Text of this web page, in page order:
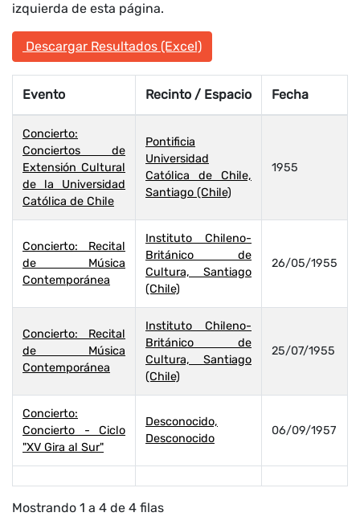
izquierda de esta página.
Descargar Resultados (Excel)
Evento Recinto / Espacio Fecha
Concierto:
Conciertos de
Extensión Cultural
de la Universidad
Católica de Chile
Pontificia
Universidad
Católica de Chile,
Santiago (Chile)
1955
Concierto: Recital
de Música
Contemporánea
Instituto Chileno-
Británico de
Cultura, Santiago
(Chile)
26/05/1955
Concierto: Recital
de Música
Contemporánea
Instituto Chileno-
Británico de
Cultura, Santiago
(Chile)
25/07/1955
Concierto:
Concierto - Ciclo
"XV Gira al Sur"
Desconocido,
Desconocido
06/09/1957
Mostrando 1 a 4 de 4 filas